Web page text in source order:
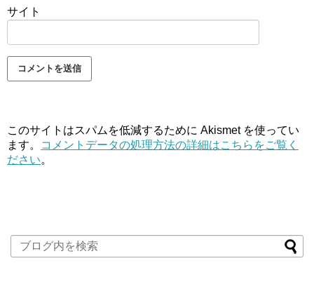
サイト
このサイトはスパムを低減するために Akismet を使ってい
ます。
コメントデータの処理方法の詳細はこちらをご覧く
ださい。